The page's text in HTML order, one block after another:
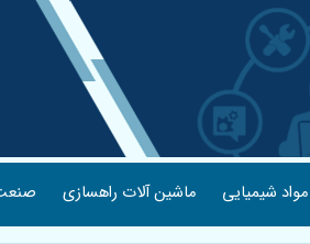
مواد شیمیایی ماشین آلات راهسازی